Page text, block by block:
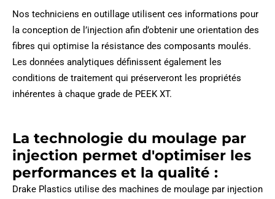
Nos techniciens en outillage utilisent ces informations pour
la conception de l’injection afin d’obtenir une orientation des
fibres qui optimise la résistance des composants moulés.
Les données analytiques définissent également les
conditions de traitement qui préserveront les propriétés
inhérentes à chaque grade de PEEK XT.
La technologie du moulage par
injection permet d'optimiser les
performances et la qualité :
Drake Plastics utilise des machines de moulage par injection